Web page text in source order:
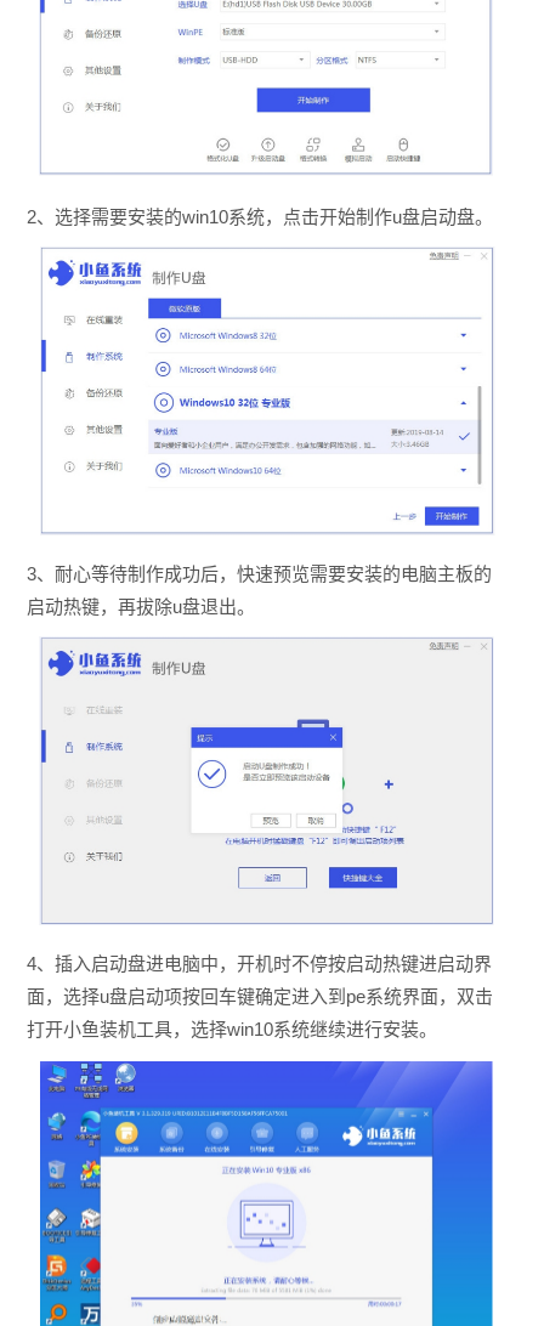
2、选择需要安装的win10系统，点击开始制作u盘启动盘。
3、耐心等待制作成功后，快速预览需要安装的电脑主板的
启动热键，再拔除u盘退出。
4、插入启动盘进电脑中，开机时不停按启动热键进启动界
面，选择u盘启动项按回车键确定进入到pe系统界面，双击
打开小鱼装机工具，选择win10系统继续进行安装。